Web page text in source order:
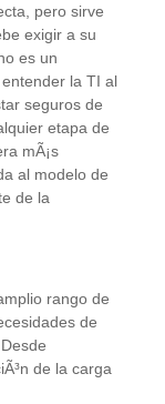
pero sirve
exigir a su
es un
la TI al
seguros de
etapa de
mÃ¡s
al modelo de
de la
rango de
de
de la carga